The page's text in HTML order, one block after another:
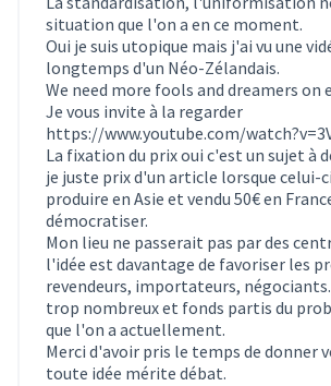
situation que l'on a en ce moment.
Oui je suis utopique mais j'ai vu une
longtemps d'un Néo-Zélandais.
We need more fools and dreamers on
Je vous invite à la regarder
https://www.youtube.com/
La fixation du prix oui c'est un sujet à
je juste prix d'un article lorsque celui-
produire en Asie et vendu 50€ en
démocratiser.
Mon lieu ne passerait pas par des
l'idée est davantage de favoriser les
revendeurs, importateurs,
trop nombreux et fonds partis du
que l'on a actuellement.
Merci d'avoir pris le temps de donner
toute idée mérite débat.